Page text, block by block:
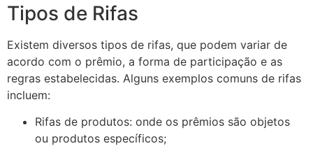
Tipos de Rifas
Existem diversos tipos de rifas, que podem variar de
acordo com o prêmio, a forma de participação e as
regras estabelecidas. Alguns exemplos comuns de rifas
incluem:
Rifas de produtos: onde os prêmios são objetos
ou produtos específicos;